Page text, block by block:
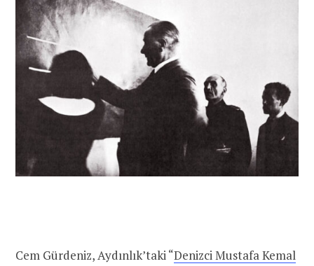
Cem Gürdeniz, Aydınlık’taki “Denizci Mustafa Kemal